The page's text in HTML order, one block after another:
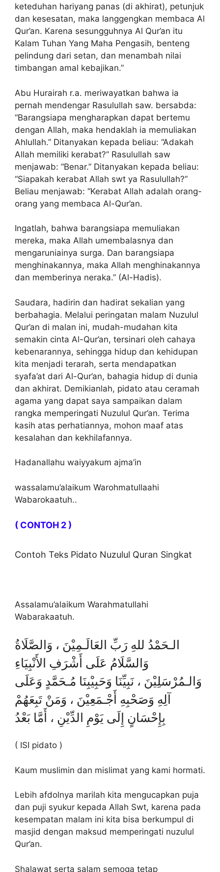
keteduhan hariyang panas (di akhirat), petunjuk
dan kesesatan, maka langgengkan membaca Al
Qur’an. Karena sesungguhnya Al Qur’an itu
Kalam Tuhan Yang Maha Pengasih, benteng
pelindung dari setan, dan menambah nilai
timbangan amal kebajikan.”
Abu Hurairah r.a. meriwayatkan bahwa ia
pernah mendengar Rasulullah saw. bersabda:
“Barangsiapa mengharapkan dapat bertemu
dengan Allah, maka hendaklah ia memuliakan
Ahlullah.” Ditanyakan kepada beliau: “Adakah
Allah memiliki kerabat?” Rasulullah saw
menjawab: “Benar.” Ditanyakan kepada beliau:
“Siapakah kerabat Allah swt ya Rasulullah?”
Beliau menjawab: “Kerabat Allah adalah orang-
orang yang membaca Al-Qur’an.
Ingatlah, bahwa barangsiapa memuliakan
mereka, maka Allah umembalasnya dan
mengaruniainya surga. Dan barangsiapa
menghinakannya, maka Allah menghinakannya
dan memberinya neraka.” (Al-Hadis).
Saudara, hadirin dan hadirat sekalian yang
berbahagia. Melalui peringatan malam Nuzulul
Qur’an di malan ini, mudah-mudahan kita
semakin cinta Al-Qur’an, tersinari oleh cahaya
kebenarannya, sehingga hidup dan kehidupan
kita menjadi terarah, serta mendapatkan
syafa’at dari Al-Qur’an, bahagia hidup di dunia
dan akhirat. Demikianlah, pidato atau ceramah
agama yang dapat saya sampaikan dalam
rangka memperingati Nuzulul Qur’an. Terima
kasih atas perhatiannya, mohon maaf atas
kesalahan dan kekhilafannya.
Hadanallahu waiyyakum ajma’in
wassalamu’alaikum Warohmatullaahi
Wabarokaatuh..
( CONTOH 2 )
Contoh Teks Pidato Nuzulul Quran Singkat
Assalamu’alaikum Warahmatullahi
Wabarakaatuh.
الـحَمْدُ للهِ رَبِّ العَالَـمِيْنَ ، وَالصَّلَاةُ
وَالسَّلَامُ عَلَى أَشْرَفِ الأَنْبِيَاءِ
وَالـمُرْسَلِيْنَ ، نَبِيِّنَا وَحَبِيْبِنَا مُـحَمَّدٍ وَعَلَى
آلِهِ وَصَحْبِهِ أَجْـمَعِيْنَ ، وَمَنْ تَبِعَهُمْ
بِإِحْسَانٍ إِلَى يَوْمِ الدِّيْنِ ، أَمَّا بَعْدُ
( ISI pidato )
Kaum muslimin dan mislimat yang kami hormati.
Lebih afdolnya marilah kita mengucapkan puja
dan puji syukur kepada Allah Swt, karena pada
kesempatan malam ini kita bisa berkumpul di
masjid dengan maksud memperingati nuzulul
Qur’an.
Shalawat serta salam semoga tetap